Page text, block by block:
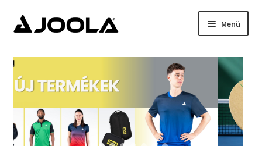
Menü
Hírek
Termékek